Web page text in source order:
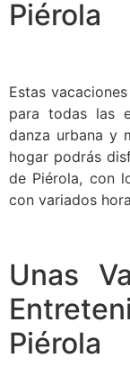
Piérola
Estas
para todas las
danza urbana y
hogar podrás
de Piérola, con
con variados
Unas
Piérola